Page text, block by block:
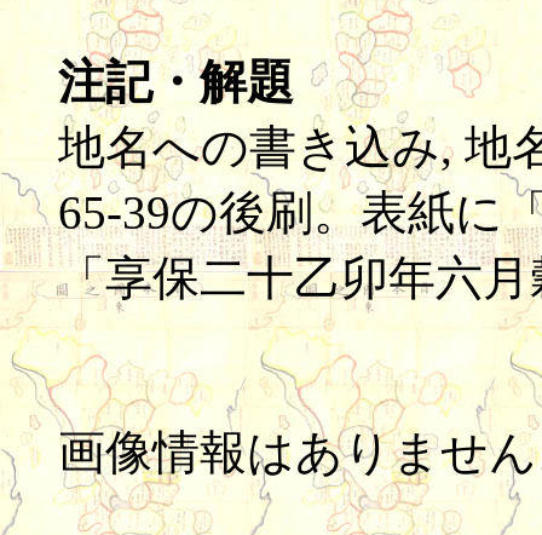
注記・解題
地名への書き込み, 地
65-39の後刷。表紙に
「享保二十乙卯年六
画像情報はありませ